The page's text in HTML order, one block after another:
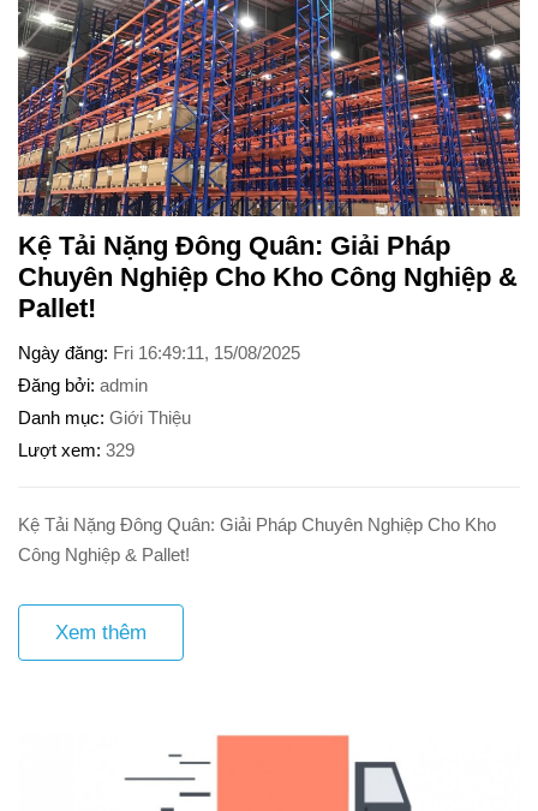
Kệ Tải Nặng Đông Quân: Giải Pháp
Chuyên Nghiệp Cho Kho Công Nghiệp &
Pallet!
Ngày đăng Fri 16:49:11, 15/08/2025
Đăng bởi admin
Danh mục Giới Thiệu
Lượt xem 329
Kệ Tải Nặng Đông Quân: Giải Pháp Chuyên Nghiệp Cho Kho
Công Nghiệp & Pallet!
Xem thêm